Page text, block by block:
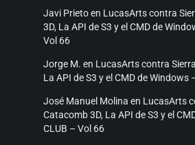
Javi Prietoen LucasArts contra
3D, La API de S3 y el CMD de
Vol 66
Jorge M. en LucasArts contra
La API de S3 y el CMD de Windows
José Manuel Molina en LucasArts
Catacomb 3D, La API de S3 y el
CLUB – Vol 66